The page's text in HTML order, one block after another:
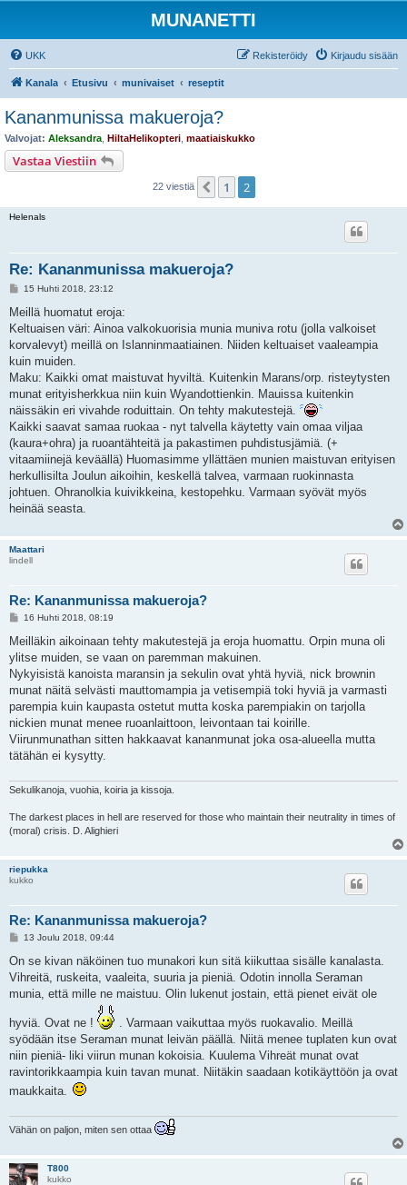
MUNANETTI
UKK Kirjaudu sisään
Rekisteröidy
Kanala Etusivu munivaiset reseptit
Kananmunissa makueroja?
Valvojat: Aleksandra HiltaHelikopteri maatiaiskukko
Vastaa Viestiin
22 viestiä Edellinen
1 2
Helenals
Re: Kananmunissa makueroja?
V
e
t
i
15 Huhti 2018, 23:12
Meillä huomatut eroja:
Keltuaisen väri: Ainoa valkokuorisia munia muniva rotu (jolla valkoiset
korvalevyt) meillä on Islanninmaatiainen. Niiden keltuaiset vaaleampia
kuin muiden.
Maku: Kaikki omat maistuvat hyviltä. Kuitenkin Marans/orp. risteytysten
munat erityisherkkua niin kuin Wyandottienkin. Mauissa kuitenkin
näissäkin eri vivahde roduittain. On tehty makutestejä.
Kaikki saavat samaa ruokaa - nyt talvella käytetty vain omaa viljaa
(kaura+ohra) ja ruoantähteitä ja pakastimen puhdistusjämiä. (+
vitaamiinejä keväällä) Huomasimme yllättäen munien maistuvan erityisen
herkullisilta Joulun aikoihin, keskellä talvea, varmaan ruokinnasta
johtuen. Ohranolkia kuivikkeina, kestopehku. Varmaan syövät myös
heinää seasta.
Maattari
lindell
Re: Kananmunissa makueroja?
V
e
t
i
16 Huhti 2018, 08:19
Meilläkin aikoinaan tehty makutestejä ja eroja huomattu. Orpin muna oli
ylitse muiden, se vaan on paremman makuinen.
Nykyisistä kanoista maransin ja sekulin ovat yhtä hyviä, nick brownin
munat näitä selvästi mauttomampia ja vetisempiä toki hyviä ja varmasti
parempia kuin kaupasta ostetut mutta koska parempiakin on tarjolla
nickien munat menee ruoanlaittoon, leivontaan tai koirille.
Viirunmunathan sitten hakkaavat kananmunat joka osa-alueella mutta
tätähän ei kysytty.
Sekulikanoja, vuohia, koiria ja kissoja.
The darkest places in hell are reserved for those who maintain their neutrality in times of
(moral) crisis. D. Alighieri
riepukka
kukko
Re: Kananmunissa makueroja?
V
e
t
i
13 Joulu 2018, 09:44
On se kivan näköinen tuo munakori kun sitä kiikuttaa sisälle kanalasta.
Vihreitä, ruskeita, vaaleita, suuria ja pieniä. Odotin innolla Seraman
munia, että mille ne maistuu. Olin lukenut jostain, että pienet eivät ole
hyviä. Ovat ne !
. Varmaan vaikuttaa myös ruokavalio. Meillä
syödään itse Seraman munat leivän päällä. Niitä menee tuplaten kun ovat
niin pieniä- liki viirun munan kokoisia. Kuulema Vihreät munat ovat
ravintorikkaampia kuin tavan munat. Niitäkin saadaan kotikäyttöön ja ovat
maukkaita.
Vähän on paljon, miten sen ottaa
T800
kukko